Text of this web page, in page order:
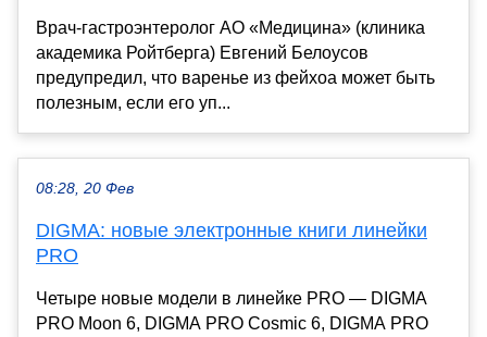
Врач-гастроэнтеролог АО «Медицина» (клиника
академика Ройтберга) Евгений Белоусов
предупредил, что варенье из фейхоа может быть
полезным, если его уп...
08:28, 20 Фев
DIGMA: новые электронные книги линейки
PRO
Четыре новые модели в линейке PRO — DIGMA
PRO Moon 6, DIGMA PRO Cosmic 6, DIGMA PRO